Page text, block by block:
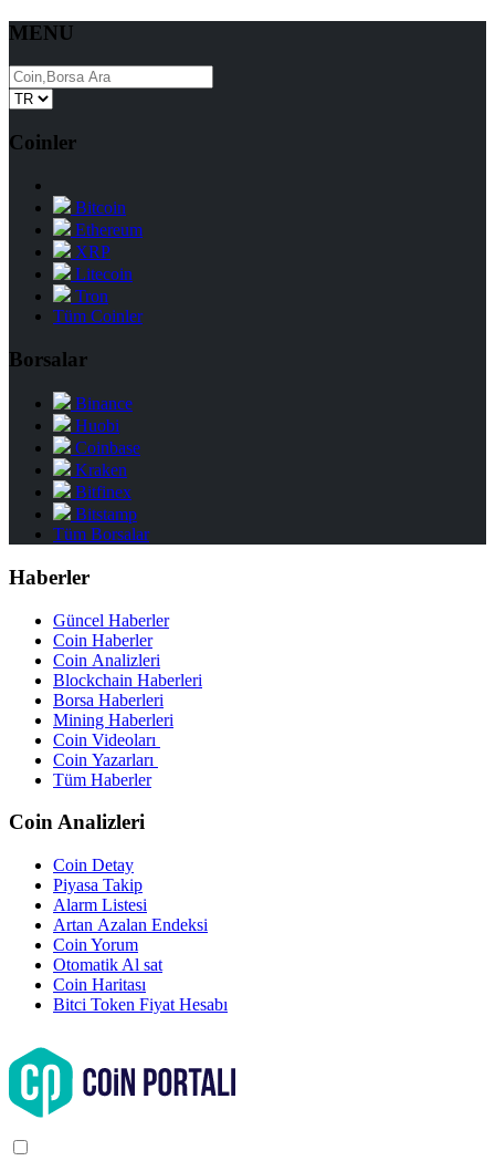
MENU
Coinler
Bitcoin
Ethereum
XRP
Litecoin
Tron
Tüm Coinler
Borsalar
Binance
Huobi
Coinbase
Kraken
Bitfinex
Bitstamp
Tüm Borsalar
Haberler
Güncel Haberler
Coin Haberler
Coin Analizleri
Blockchain Haberleri
Borsa Haberleri
Mining Haberleri
Coin Videoları
Coin Yazarları
Tüm Haberler
Coin Analizleri
Coin Detay
Piyasa Takip
Alarm Listesi
Artan Azalan Endeksi
Coin Yorum
Otomatik Al sat
Coin Haritası
Bitci Token Fiyat Hesabı